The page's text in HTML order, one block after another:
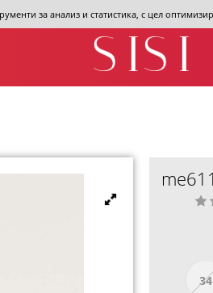
за анализ и статистика, с цел
34